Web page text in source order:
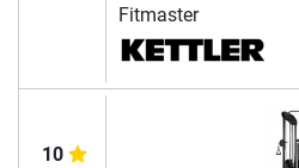
Fitmaster
10